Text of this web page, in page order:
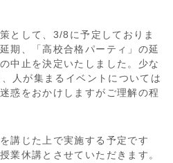
o
n
として、3/8に予定しておりま
期、「高校合格パーティ」の延
中止を決定いたしました。少な
人が集まるイベントについては
惑をおかけしますがご理解の程
講じた上で実施する予定です
業休講とさせていただきます。